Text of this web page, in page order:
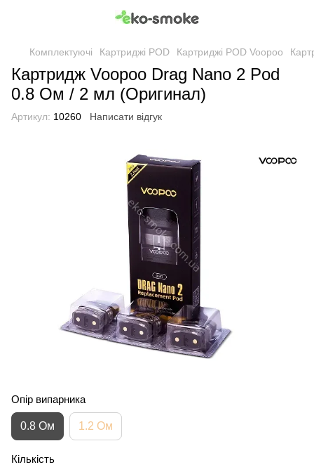
Комплектуючі Картриджі POD Картриджі POD Voopoo
Картридж Voopoo Drag Nano 2 Pod
0.8 Ом / 2 мл (Оригинал)
Артикул: 10260 Написати відгук
Опір випарника
0.8 Ом 1.2 Ом
Кількість